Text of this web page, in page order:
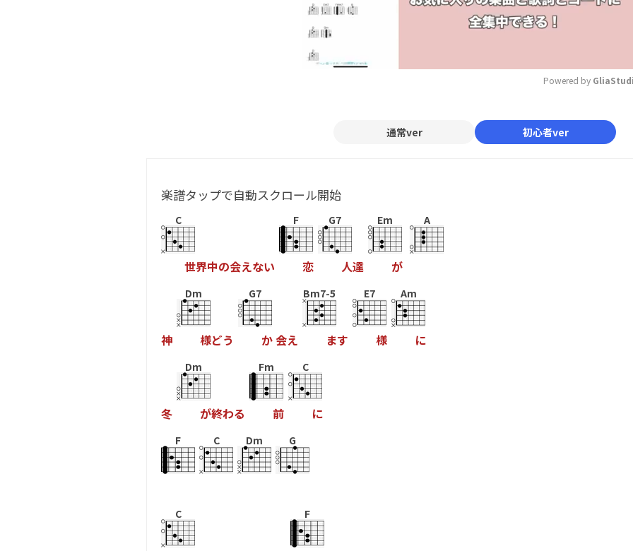
Mute
Powered by
通常ver 初心者ver
楽譜タップで自動スクロール開始
C
世界中の会えない
F
恋
G7
人達
Em
が
A
神
Dm
様どう
G7
か 会え
Bm7-5
ます
E7
様
Am
に
冬
Dm
が終わる
Fm
前
C
に
F C Dm G
C F